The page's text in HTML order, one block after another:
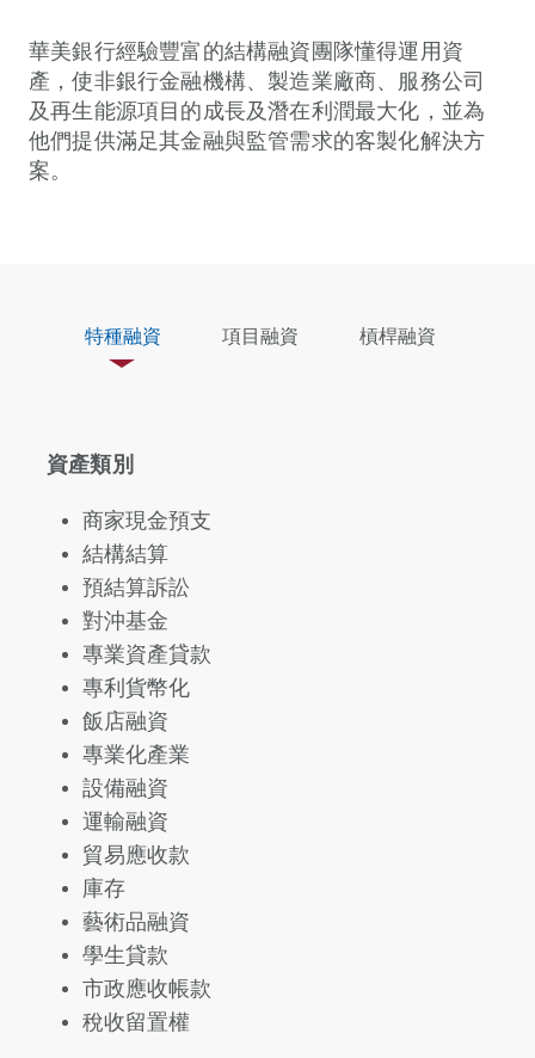
華美銀行經驗豐富的結構融資團隊懂得運用資
產，使非銀行金融機構、製造業廠商、服務公司
及再生能源項目的成長及潛在利潤最大化，並為
他們提供滿足其金融與監管需求的客製化解決方
案。
特種融資 項目融資 槓桿融資
資產類別
商家現金預支
結構結算
預結算訴訟
對沖基金
專業資產貸款
專利貨幣化
飯店融資
專業化產業
設備融資
運輸融資
貿易應收款
庫存
藝術品融資
學生貸款
市政應收帳款
稅收留置權